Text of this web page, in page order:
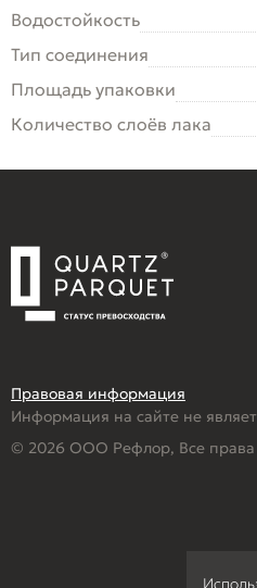
Водостойкость
Тип соединения
Площадь упаковки
Количество слоёв лака
Правовая информация
Информация на сайте не
© 2026 ООО Рефлор, Все